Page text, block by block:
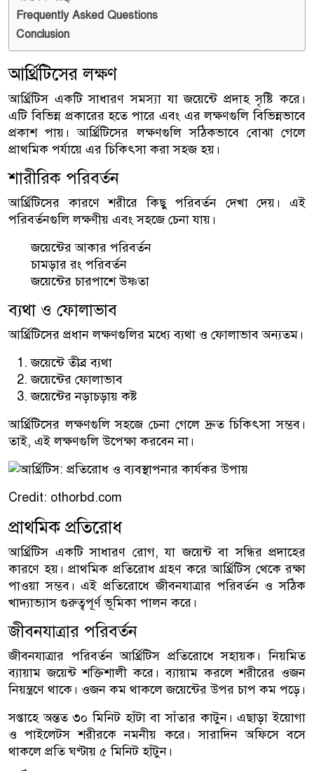
Frequently Asked Questions
Conclusion
আর্থ্রিটিসের লক্ষণ
আর্থ্রিটিস একটি সাধারণ সমস্যা যা জয়েন্টে প্রদাহ সৃষ্টি করে।
এটি বিভিন্ন প্রকারের হতে পারে এবং এর লক্ষণগুলি বিভিন্নভাবে
প্রকাশ পায়। আর্থ্রিটিসের লক্ষণগুলি সঠিকভাবে বোঝা গেলে
প্রাথমিক পর্যায়ে এর চিকিৎসা করা সহজ হয়।
শারীরিক পরিবর্তন
আর্থ্রিটিসের কারণে শরীরে কিছু পরিবর্তন দেখা দেয়। এই
পরিবর্তনগুলি লক্ষণীয় এবং সহজে চেনা যায়।
জয়েন্টের আকার পরিবর্তন
চামড়ার রং পরিবর্তন
জয়েন্টের চারপাশে উষ্ণতা
ব্যথা ও ফোলাভাব
আর্থ্রিটিসের প্রধান লক্ষণগুলির মধ্যে ব্যথা ও ফোলাভাব অন্যতম।
জয়েন্টে তীব্র ব্যথা
জয়েন্টের ফোলাভাব
জয়েন্টের নড়াচড়ায় কষ্ট
আর্থ্রিটিসের লক্ষণগুলি সহজে চেনা গেলে দ্রুত চিকিৎসা সম্ভব।
তাই, এই লক্ষণগুলি উপেক্ষা করবেন না।
Credit: othorbd.com
প্রাথমিক প্রতিরোধ
আর্থ্রিটিস একটি সাধারণ রোগ, যা জয়েন্ট বা সন্ধির প্রদাহের
কারণে হয়। প্রাথমিক প্রতিরোধ গ্রহণ করে আর্থ্রিটিস থেকে রক্ষা
পাওয়া সম্ভব। এই প্রতিরোধে জীবনযাত্রার পরিবর্তন ও সঠিক
খাদ্যাভ্যাস গুরুত্বপূর্ণ ভূমিকা পালন করে।
জীবনযাত্রার পরিবর্তন
জীবনযাত্রার পরিবর্তন আর্থ্রিটিস প্রতিরোধে সহায়ক। নিয়মিত
ব্যায়াম জয়েন্ট শক্তিশালী করে। ব্যায়াম করলে শরীরের ওজন
নিয়ন্ত্রণে থাকে। ওজন কম থাকলে জয়েন্টের উপর চাপ কম পড়ে।
সপ্তাহে অন্তত ৩০ মিনিট হাঁটা বা সাঁতার কাটুন। এছাড়া ইয়োগা
ও পাইলেটস শরীরকে নমনীয় করে। সারাদিন অফিসে বসে
থাকলে প্রতি ঘণ্টায় ৫ মিনিট হাঁটুন।